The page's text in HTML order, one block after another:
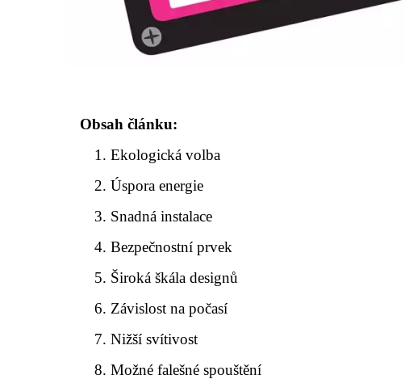
Obsah článku:
Ekologická volba
Úspora energie
Snadná instalace
Bezpečnostní prvek
Široká škála designů
Závislost na počasí
Nižší svítivost
Možné falešné spouštění